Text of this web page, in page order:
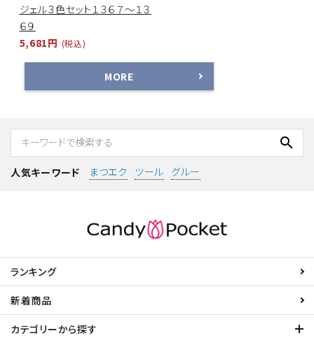
ジェル３色セット１３６７～１３
６９
5,681円 (税込)
MORE
search
人気キーワード まつエク ツール グルー
ランキング
新着商品
カテゴリーから探す